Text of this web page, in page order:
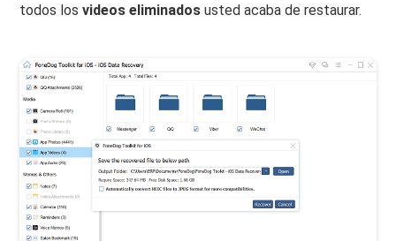
todos losvideos eliminados usted acaba de restaurar.